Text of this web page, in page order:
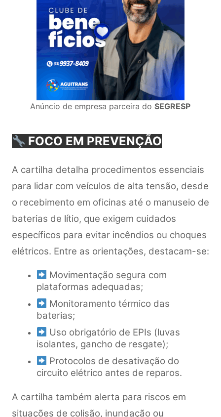
Anúncio de empresa parceira doSEGRESP
FOCO EM PREVENÇÃO
A cartilha detalha procedimentos essenciais
para lidar com veículos de alta tensão, desde
o recebimento em oficinas até o manuseio de
baterias de lítio, que exigem cuidados
específicos para evitar incêndios ou choques
elétricos. Entre as orientações, destacam-se:
Movimentação segura com
plataformas adequadas;
Monitoramento térmico das
baterias;
Uso obrigatório de EPIs (luvas
isolantes, gancho de resgate);
Protocolos de desativação do
circuito elétrico antes de reparos.
A cartilha também alerta para riscos em
situações de colisão, inundação ou